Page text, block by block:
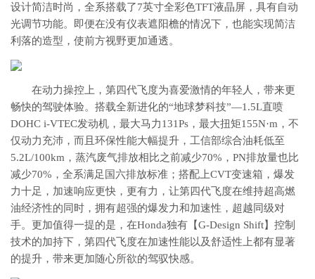
设计简洁时尚，全系搭载了7英寸全彩色TFT液晶屏，具有自动
光调节功能。即便在没有仪表遮阳檐的情况下，也能实现简洁
利落的造型，使前方视野更加通透。
在动力操控上，第四代飞度为喜爱激情的年轻人，带来更
畅快的驾驶体验。搭载全新进化的“地球梦科技”—1.5L直喷
DOHC i-VTEC发动机，最大马力131Ps，最大扭矩155N·m，不
仅动力充沛，而且环保性能大幅提升，工信部综合油耗低至
5.2L/100km，蒸汽废气排放相比之前减少70%，PN排放量也比
减少70%，全系满足国六排放标准；搭配上CVT变速箱，爆发
力十足，加速响应更快，更有力，让第四代飞度在维持超高燃
油经济性的同时，拥有超强的爆发力和加速性，超越同级对
手。更加值得一提的是，在Honda独有【G-Design Shift】控制
技术的加持下，第四代飞度在加速性能以及舒适性上都有显著
的提升，带来更加随心所欲的驾驭快感。